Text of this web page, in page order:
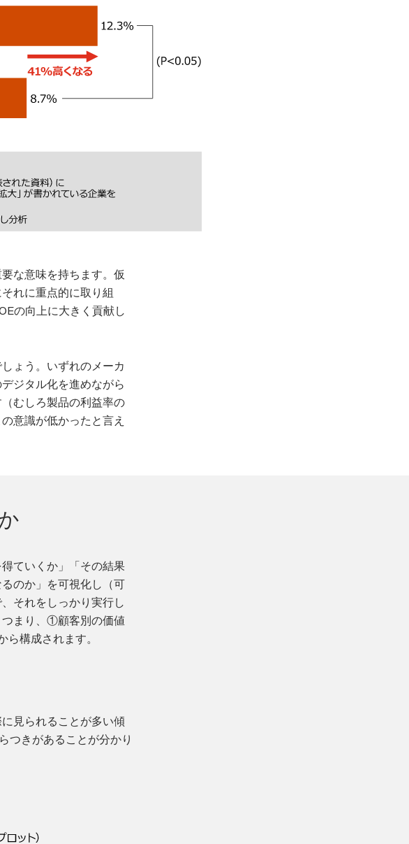
な意味を持ちます。仮
れに重点的に取り組
の向上に大きく貢献し
ょう。いずれのメーカ
ジタル化を進めながら
むしろ製品の利益率の
意識が低かったと言え
ていくか」「その結果
のか」を可視化し（可
それをしっかり実行し
つまり、①顧客別の価値
構成されます。
見られることが多い傾
つきがあることが分かり